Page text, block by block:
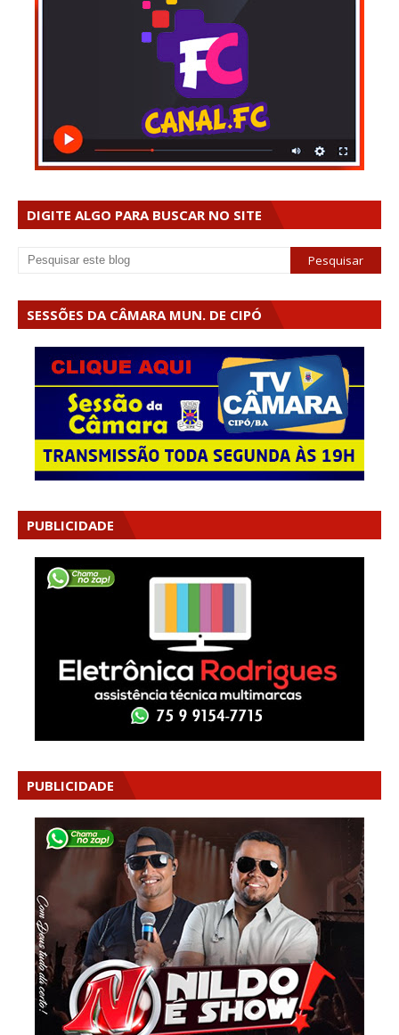
DIGITE ALGO PARA BUSCAR NO SITE
SESSÕES DA CÂMARA MUN. DE CIPÓ
PUBLICIDADE
PUBLICIDADE